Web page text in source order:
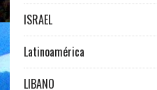
ISRAEL
Latinoamérica
LIBANO